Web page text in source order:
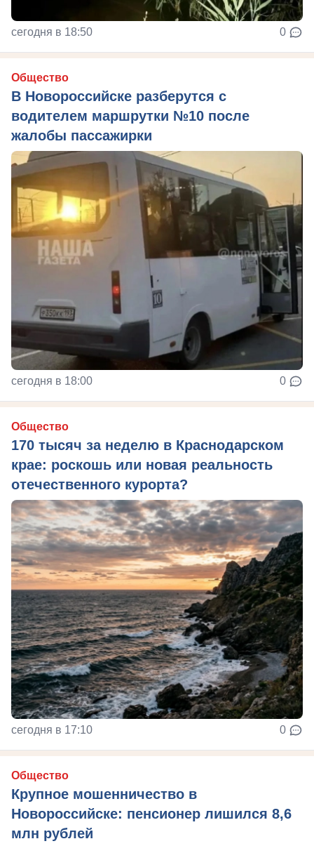
сегодня в 18:50 0
Общество
В Новороссийске разберутся с
водителем маршрутки №10 после
жалобы пассажирки
сегодня в 18:00 0
Общество
170 тысяч за неделю в Краснодарском
крае: роскошь или новая реальность
отечественного курорта?
сегодня в 17:10 0
Общество
Крупное мошенничество в
Новороссийске: пенсионер лишился 8,6
млн рублей